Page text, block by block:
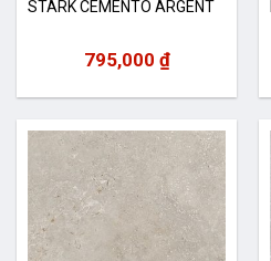
STARK CEMENTO ARGENT
795,000 ₫